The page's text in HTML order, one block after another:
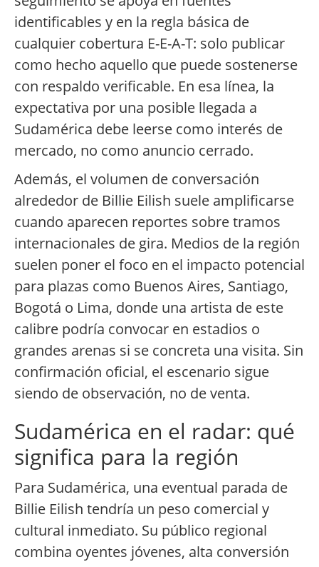
identificables y en la regla básica de
cualquier cobertura E-E-A-T: solo publicar
como hecho aquello que puede sostenerse
con respaldo verificable. En esa línea, la
expectativa por una posible llegada a
Sudamérica debe leerse como interés de
mercado, no como anuncio cerrado.
Además, el volumen de conversación
alrededor de Billie Eilish suele amplificarse
cuando aparecen reportes sobre tramos
internacionales de gira. Medios de la región
suelen poner el foco en el impacto potencial
para plazas como Buenos Aires, Santiago,
Bogotá o Lima, donde una artista de este
calibre podría convocar en estadios o
grandes arenas si se concreta una visita. Sin
confirmación oficial, el escenario sigue
siendo de observación, no de venta.
Sudamérica en el radar: qué
significa para la región
Para Sudamérica, una eventual parada de
Billie Eilish tendría un peso comercial y
cultural inmediato. Su público regional
combina oyentes jóvenes, alta conversión